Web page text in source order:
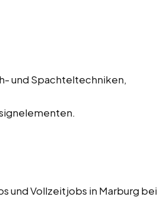
und Spachteltechniken,
und Vollzeitjobs in Marburg bei